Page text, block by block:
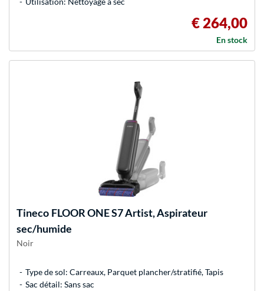
€ 264,00
En stock
Tineco FLOOR ONE S7 Artist, Aspirateur
sec/humide
Noir
Type de sol: Carreaux, Parquet plancher/stratifié, Tapis
Sac détail: Sans sac